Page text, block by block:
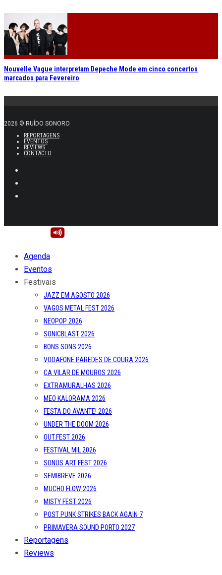
Nouvelle Vague interpretam Depeche Mode em cinco concertos
marcados para Fevereiro
2026 © RUÍDO SONORO
REPORTAGENS
EVENTOS
REVIEWS
CONTACTO
Agenda
Eventos
Festivais
JAZZ EM AGOSTO 2026
VAGOS METAL FEST 2026
NEOPOP 2026
SONICBLAST 2026
BONS SONS 2026
VODAFONE PAREDES DE COURA 2026
CA VILAR DE MOUROS 2026
EXTRAMURALHAS 2026
MEO KALORAMA 2026
FESTA DO AVANTE! 2026
UNDER THE DOOM 2026
OUT.FEST 2026
FESTIVAL MIL 2026
SONUS ART FEST 2026
SEMIBREVE 2026
MUCHO FLOW 2026
MISTY FEST 2026
POST PUNK STRIKES BACK AGAIN 7
PRIMAVERA SOUND PORTO 2027
Reportagens
Reviews